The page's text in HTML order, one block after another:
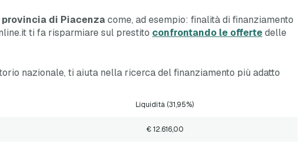
di Piacenzacome, ad esempio: finalità di finanziamento
ti fa risparmiare sul prestito confrontando le offertedelle
nazionale, ti aiuta nella ricerca del finanziamento più adatto
Liquidità (31,95%)
€ 12.616,00